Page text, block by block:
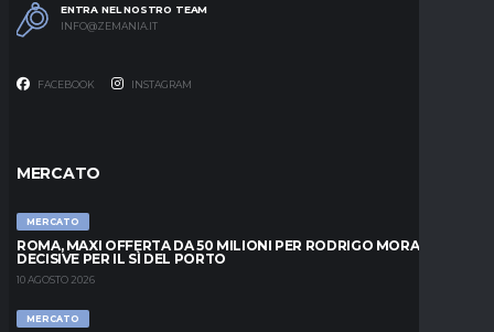
ENTRA NEL NOSTRO TEAM
INFO@ZEMANIA.IT
FACEBOOK INSTAGRAM
MERCATO
MERCATO
ROMA, MAXI OFFERTA DA 50 MILIONI PER RODRIGO MORA: ORE
DECISIVE PER IL SÌ DEL PORTO
10 AGOSTO 2026
MERCATO